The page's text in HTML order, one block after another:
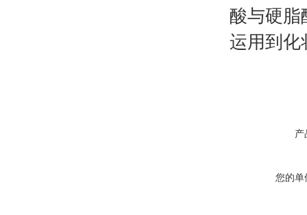
酸与硬脂
运用到化
产
您的单